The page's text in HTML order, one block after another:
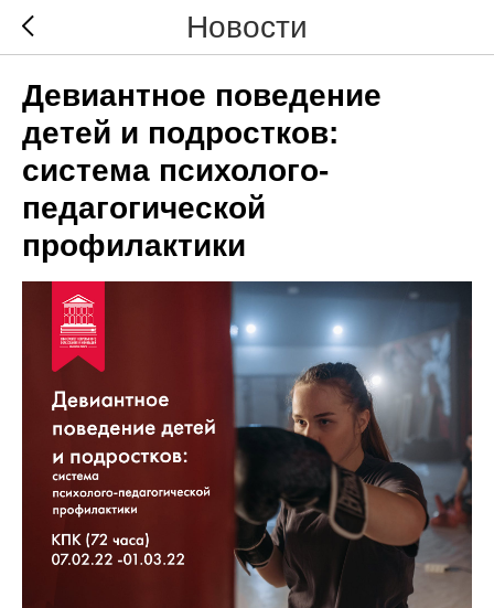
Новости
Девиантное поведение
детей и подростков:
система психолого-
педагогической
профилактики